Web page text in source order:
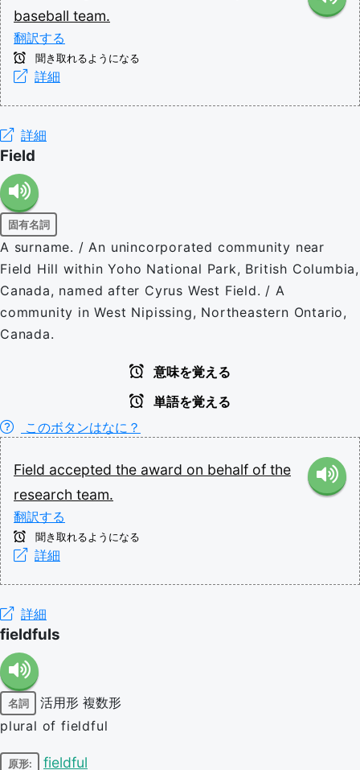
baseball team.
翻訳する
聞き取れるようになる
詳細
詳細
Field
固有名詞
A surname. / An unincorporated community near
Field Hill within Yoho National Park, British Columbia,
Canada, named after Cyrus West Field. / A
community in West Nipissing, Northeastern Ontario,
Canada.
意味を覚える
単語を覚える
このボタンはなに？
Field accepted the award on behalf of the
research team.
翻訳する
聞き取れるようになる
詳細
詳細
fieldfuls
名詞 活用形 複数形
plural of fieldful
原形: fieldful